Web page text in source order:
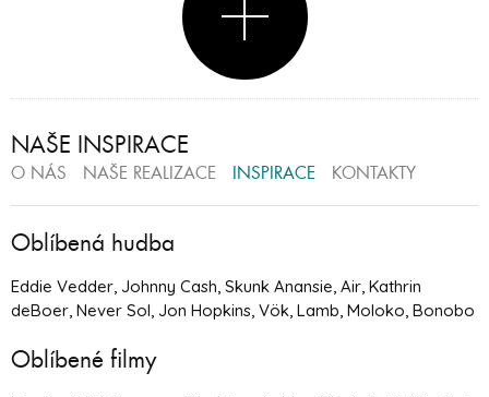
NAŠE INSPIRACE
O NÁS NAŠE REALIZACE INSPIRACE KONTAKTY
Oblíbená hudba
Eddie Vedder, Johnny Cash, Skunk Anansie, Air, Kathrin
deBoer, Never Sol, Jon Hopkins, Vök, Lamb, Moloko, Bonobo
Oblíbené filmy